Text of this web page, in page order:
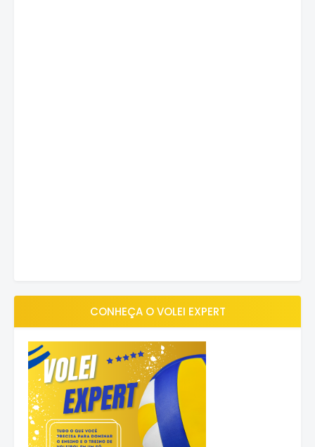
CONHEÇA O VOLEI EXPERT